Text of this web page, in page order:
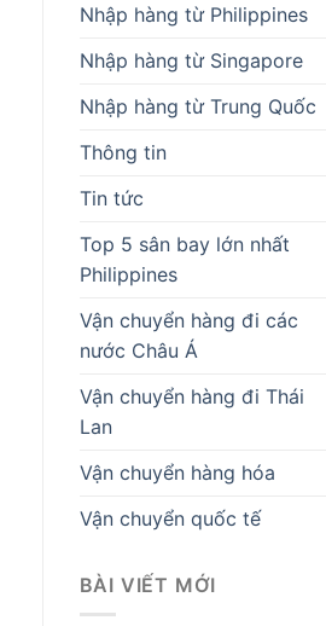
Nhập hàng từ Philippines
Nhập hàng từ Singapore
Nhập hàng từ Trung Quốc
Thông tin
Tin tức
Top 5 sân bay lớn nhất
Philippines
Vận chuyển hàng đi các
nước Châu Á
Vận chuyển hàng đi Thái
Lan
Vận chuyển hàng hóa
Vận chuyển quốc tế
BÀI VIẾT MỚI